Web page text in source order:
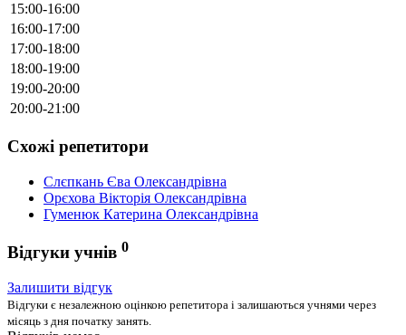
15:00-16:00
16:00-17:00
17:00-18:00
18:00-19:00
19:00-20:00
20:00-21:00
Схожі репетитори
Cлєпкань Єва Олександрівна
Орєхова Вікторія Олександрівна
Гуменюк Катерина Олександрівна
Відгуки учнів 0
Залишити відгук
Відгуки є незалежною оцінкою репетитора і залишаються учнями через
місяць з дня початку занять.